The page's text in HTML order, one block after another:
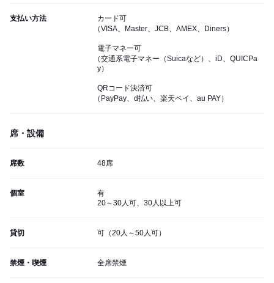
支払い方法
カード可
（VISA、Master、JCB、AMEX、Diners）
電子マネー可
（交通系電子マネー（Suicaなど）、iD、QUICPa
y）
QRコード決済可
（PayPay、d払い、楽天ペイ、au PAY）
席・設備
席数 48席
個室
有
20～30人可、30人以上可
貸切 可（20人～50人可）
禁煙・喫煙 全席禁煙